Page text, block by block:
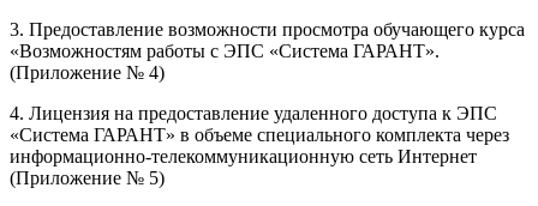
3. Предоставление возможности просмотра обучающего курса
«Возможностям работы с ЭПС «Система ГАРАНТ».
(Приложение № 4)
4. Лицензия на предоставление удаленного доступа к ЭПС
«Система ГАРАНТ» в объеме специального комплекта через
информационно-телекоммуникационную сеть Интернет
(Приложение № 5)